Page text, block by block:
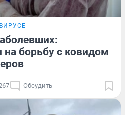
борьбу с ковидом
Обсудить